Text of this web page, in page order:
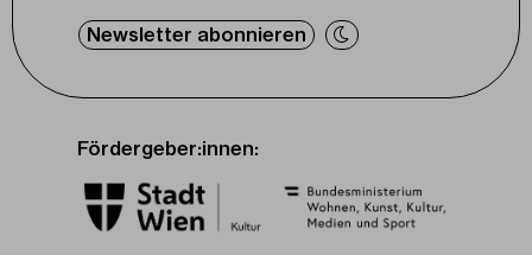
Newsletter abonnieren
Fördergeber:innen: